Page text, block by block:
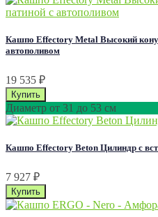
Кашпо Effectory Metal Высокий
автополивом
19 535 ₽
Диаметр от 31 до 53 см
Кашпо Effectory Beton Цилиндр с
7 927 ₽